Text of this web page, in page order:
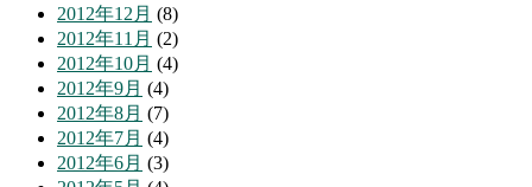
2012年12月 (8)
2012年11月 (2)
2012年10月 (4)
2012年9月 (4)
2012年8月 (7)
2012年7月 (4)
2012年6月 (3)